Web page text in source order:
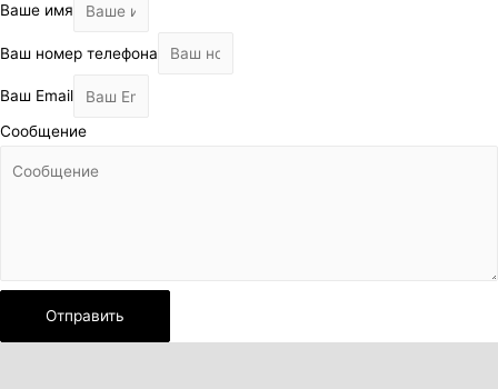
Ваше имя
Ваш номер телефона
Ваш Email
Сообщение
Отправить